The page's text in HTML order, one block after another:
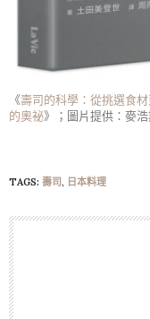
《壽司的科學：從挑選食
的奧祕》；圖片提供：麥
TAGS: 壽司, 日本料理